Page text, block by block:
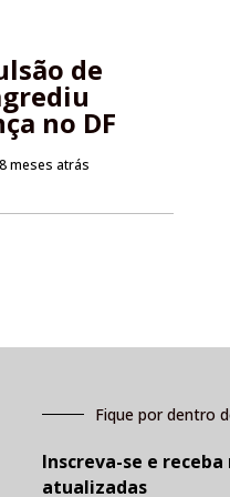
de
no DF
8 meses atrás
Fique por dentro
Inscreva-se e
atualizadas